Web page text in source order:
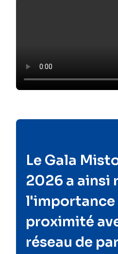
Le Gala
2026 a ainsi
l'importance
proximité
réseau de